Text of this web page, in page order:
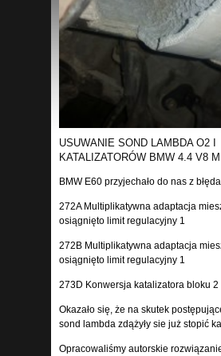
USUWANIE SOND LAMBDA O2 I
KATALIZATORÓW BMW 4.4 V8
BMW E60 przyjechało do nas z
272A Multiplikatywna adaptacja
osiągnięto limit regulacyjny 1
272B Multiplikatywna adaptacja
osiągnięto limit regulacyjny 1
273D Konwersja katalizatora bloku 2
Okazało się, że na skutek
sond lambda zdążyły sie już stopić
Opracowaliśmy autorskie